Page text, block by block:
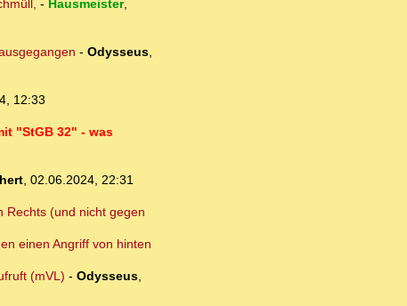
- Hausmeister,
- Odysseus,
12:33
"StGB 32" - was
, 02.06.2024, 22:31
Rechts (und nicht gegen
einen Angriff von hinten
(mVL) - Odysseus,